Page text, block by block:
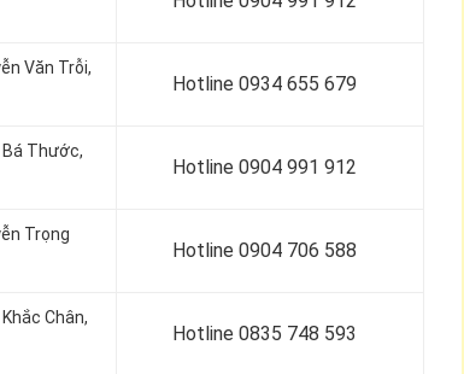
Văn Trỗi,
Hotline 0934 655 679
Thước,
Hotline 0904 991 912
Trọng
Hotline 0904 706 588
Chân,
Hotline 0835 748 593